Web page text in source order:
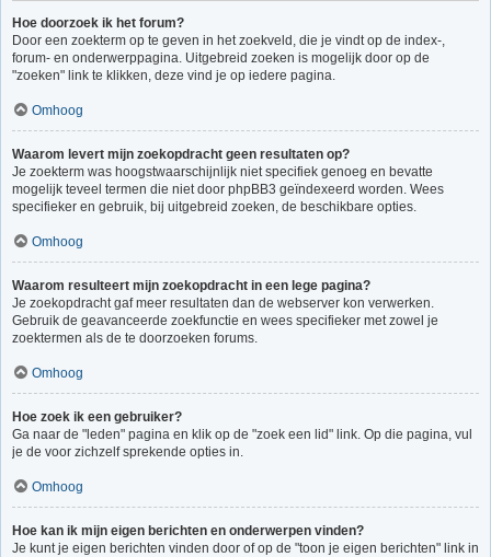
Hoe doorzoek ik het forum?
Door een zoekterm op te geven in het zoekveld, die je vindt op de index-,
forum- en onderwerppagina. Uitgebreid zoeken is mogelijk door op de
"zoeken" link te klikken, deze vind je op iedere pagina.
Omhoog
Waarom levert mijn zoekopdracht geen resultaten op?
Je zoekterm was hoogstwaarschijnlijk niet specifiek genoeg en bevatte
mogelijk teveel termen die niet door phpBB3 geïndexeerd worden. Wees
specifieker en gebruik, bij uitgebreid zoeken, de beschikbare opties.
Omhoog
Waarom resulteert mijn zoekopdracht in een lege pagina?
Je zoekopdracht gaf meer resultaten dan de webserver kon verwerken.
Gebruik de geavanceerde zoekfunctie en wees specifieker met zowel je
zoektermen als de te doorzoeken forums.
Omhoog
Hoe zoek ik een gebruiker?
Ga naar de "leden" pagina en klik op de "zoek een lid" link. Op die pagina, vul
je de voor zichzelf sprekende opties in.
Omhoog
Hoe kan ik mijn eigen berichten en onderwerpen vinden?
Je kunt je eigen berichten vinden door of op de "toon je eigen berichten" link in